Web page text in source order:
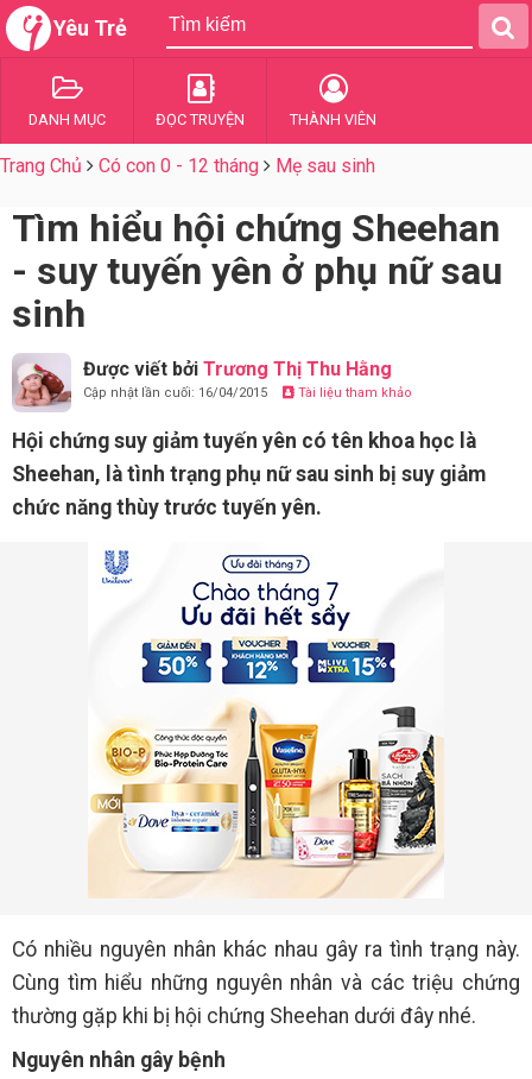
Yêu Trẻ
DANH MỤC ĐỌC TRUYỆN THÀNH VIÊN
Trang Chủ Có con 0 - 12 tháng Mẹ sau sinh
Tìm hiểu hội chứng Sheehan
- suy tuyến yên ở phụ nữ sau
sinh
Được viết bởi Trương Thị Thu Hằng
Cập nhật lần cuối: 16/04/2015 Tài liệu tham khảo
Hội chứng suy giảm tuyến yên có tên khoa học là
Sheehan, là tình trạng phụ nữ sau sinh bị suy giảm
chức năng thùy trước tuyến yên.
Có nhiều nguyên nhân khác nhau gây ra tình trạng này.
Cùng tìm hiểu những nguyên nhân và các triệu chứng
thường gặp khi bị hội chứng Sheehan dưới đây nhé.
Nguyên nhân gây bệnh